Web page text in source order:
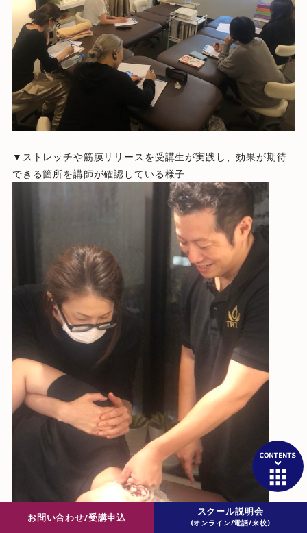
▼ストレッチや筋膜リリースを受講生が実践し、効果が期待
できる箇所を講師が確認している様子
お問い合わせ/受講申込
スクール説明会
(オンライン/電話/来校)